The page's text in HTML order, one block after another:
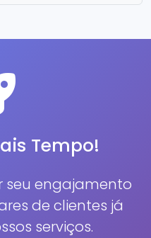
Tempo!
engajamento
de clientes já
serviços.